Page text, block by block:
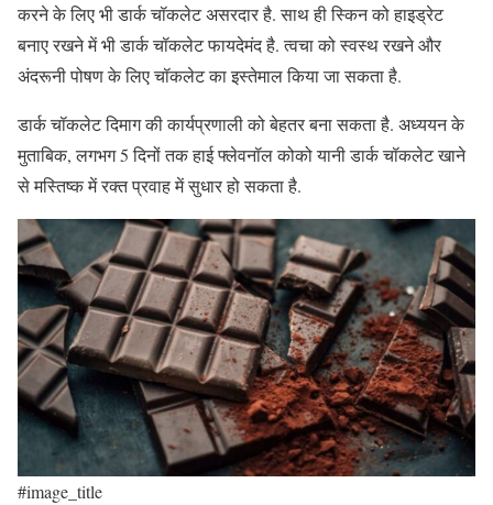
करने के लिए भी डार्क चॉकलेट असरदार है. साथ ही स्किन को हाइड्रेट
बनाए रखने में भी डार्क चॉकलेट फायदेमंद है. त्वचा को स्वस्थ रखने और
अंदरूनी पोषण के लिए चॉकलेट का इस्तेमाल किया जा सकता है.
डार्क चॉकलेट दिमाग की कार्यप्रणाली को बेहतर बना सकता है. अध्ययन के
मुताबिक, लगभग 5 दिनों तक हाई फ्लेवनॉल कोको यानी डार्क चॉकलेट खाने
से मस्तिष्क में रक्त प्रवाह में सुधार हो सकता है.
#image_title